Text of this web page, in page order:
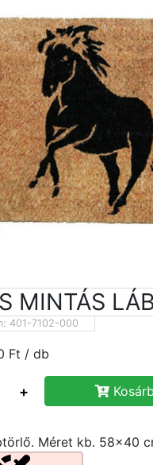
MINTÁS
401-7102-000
Ft / db
+
Méret kb. 58x40